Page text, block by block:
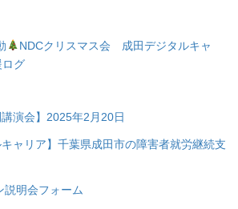
NDCクリスマス会 成田デジタルキャ
ログ
講演会】2025年2月20日
キャリア】千葉県成田市の障害者就労継続支
説明会フォーム